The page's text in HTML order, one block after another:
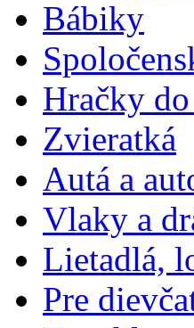
Bábiky
Hračky
Zvieratká
Autá a
Vlaky a
Lietadlá,
Pre